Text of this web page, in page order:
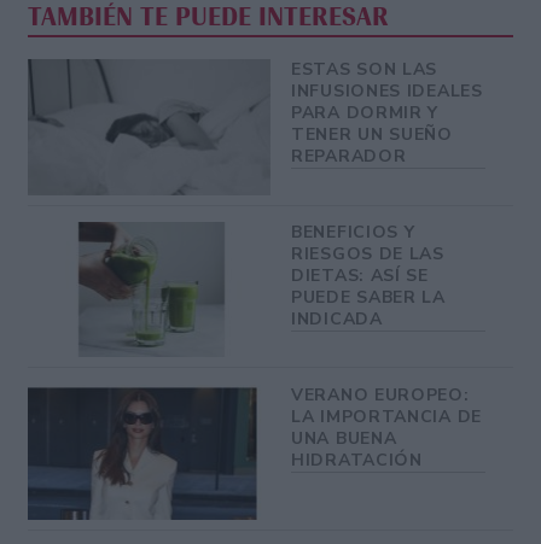
TAMBIÉN TE PUEDE INTERESAR
ESTAS SON LAS
INFUSIONES IDEALES
PARA DORMIR Y
TENER UN SUEÑO
REPARADOR
BENEFICIOS Y
RIESGOS DE LAS
DIETAS: ASÍ SE
PUEDE SABER LA
INDICADA
VERANO EUROPEO:
LA IMPORTANCIA DE
UNA BUENA
HIDRATACIÓN